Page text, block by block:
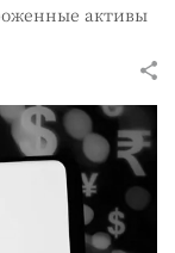
активы